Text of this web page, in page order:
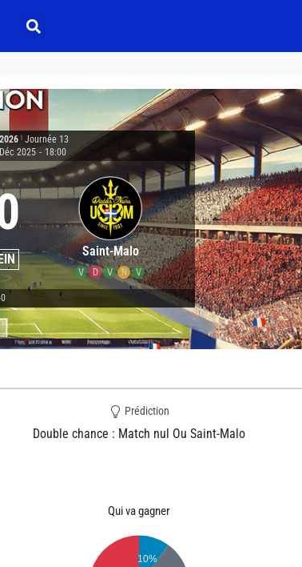
Journée 13
2025 - 18:00
Saint-Malo
V D V N V
Prédiction
Double chance : Match nul Ou Saint-Malo
Qui va gagner